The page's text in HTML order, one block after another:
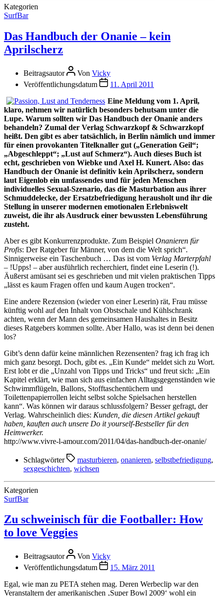
Kategorien
SurfBar
Das Handbuch der Onanie – kein
Aprilscherz
Beitragsautor Von Vicky
Veröffentlichungsdatum
11. April 2011
Eine Meldung vom 1. April,
klaro, nehmen wir natürlich besonders behutsam unter die
Lupe. Warum sollten wir Das Handbuch der Onanie anders
behandeln? Zumal der Verlag Schwarzkopf & Schwarzkopf
heißt. Den gibt es aber tatsächlich, in Berlin nämlich und immer
für einen provokanten Titelknaller gut („Generation Geil“;
„Abgeschleppt“; „Lust auf Schmerz“). Auch dieses Buch ist
echt, geschrieben von Wiebke und Axel H. Kunert. Also: das
Handbuch der Onanie ist definitiv kein Aprilscherz, sondern
laut Eigenlob ein umfassendes und für jeden Menschen
individuelles Sexual-Szenario, das die Masturbation aus ihrer
Schmuddelecke, der Ersatzbefriedigung herausholt und ihr die
Stellung in unserer modernen emotionalen Erlebniswelt
zuweist, die ihr als Ausdruck einer bewussten Lebensführung
zusteht.
Aber es gibt Konkurrenzprodukte. Zum Beispiel Onanieren für
Profis: Der Ratgeber für Männer, von dem die Welt sprich“.
Sinnigerweise ein Taschenbuch … Das ist vom Verlag Marterpfahl
– !Upps! – aber ausführlich recherchiert, findet eine Leserin (!).
Äußerst amüsant sei es geschrieben und mit vielen praktischen Tipps
„lässt es kaum Fragen offen und kaum Augen trocken“.
Eine andere Rezension (wieder von einer Leserin) rät, Frau müsse
künftig wohl auf den Inhalt von Obstschale und Kühlschrank
achten, wenn der Mann des gemeinsamen Haushaltes in Besitz
dieses Ratgebers kommen sollte. Aber Hallo, was ist denn bei denen
los?
Gibt’s denn dafür keine männlichen Rezensenten? frag ich frag ich
mich ganz besorgt. Doch, gibt es. „Ein Kunde“ meldet sich zu Wort.
Erst lobt er die „Unzahl von Tipps und Tricks“ und freut sich: „Ein
Kapitel erklärt, wie man sich aus einfachen Alltagsgegenständen wie
Schwimmflügeln, Ballons, Stofftaschentüchern und
Toilettenpapierrollen leicht selbst solche Spielsachen herstellen
kann“. Was können wir daraus schlussfolgern? Besser gefragt, der
Verlag. Wahrscheinlich dies: Kunden, die diesen Artikel gekauft
haben, kauften auch unsere Do it yourself-Bestseller für den
Heimwerker.
http://www.vivre-l-amour.com/2011/04/das-handbuch-der-onanie/
Schlagwörter masturbieren, onanieren, selbstbefriedigung,
sexgeschichten, wichsen
Kategorien
SurfBar
Zu schweinisch für die Footballer: How
to love Veggies
Beitragsautor Von Vicky
Veröffentlichungsdatum
15. März 2011
Egal, wie man zu PETA stehen mag. Deren Werbeclip war den
Veranstaltern der amerikanischen ‚Super Bowl 2009‘ wohl ein